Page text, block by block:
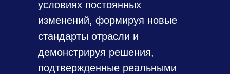
условиях постоянных
изменений, формируя новые
стандарты отрасли и
демонстрируя решения,
подтвержденные реальными